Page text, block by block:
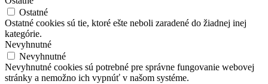
Ostatné
Ostatné cookies sú tie, ktoré ešte neboli zaradené do žiadnej inej
kategórie.
Nevyhnutné
Nevyhnutné
Nevyhnutné cookies sú potrebné pre správne fungovanie webovej
stránky a nemožno ich vypnúť v našom systéme.